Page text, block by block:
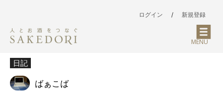
ログイン / 新規登録
MENU
日記
ばぁこば